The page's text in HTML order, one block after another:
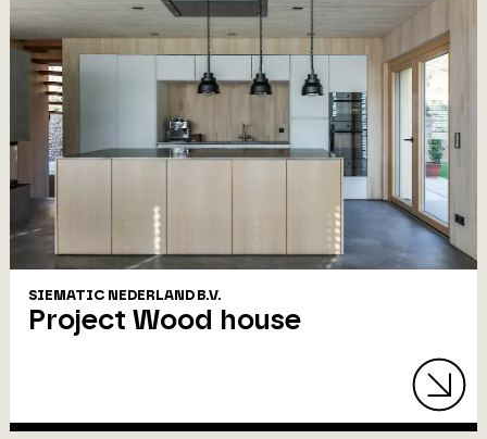
SIEMATIC NEDERLAND B.V.
Project Wood house